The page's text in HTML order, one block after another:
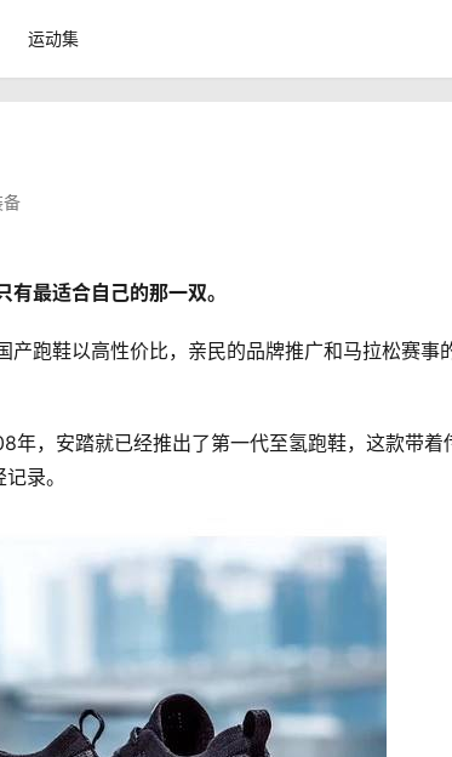
运动集
备
最适合自己的那一双。
跑鞋以高性价比，亲民的品牌推广和马拉松赛事
，安踏就已经推出了第一代至氢跑鞋，这款带着
录。